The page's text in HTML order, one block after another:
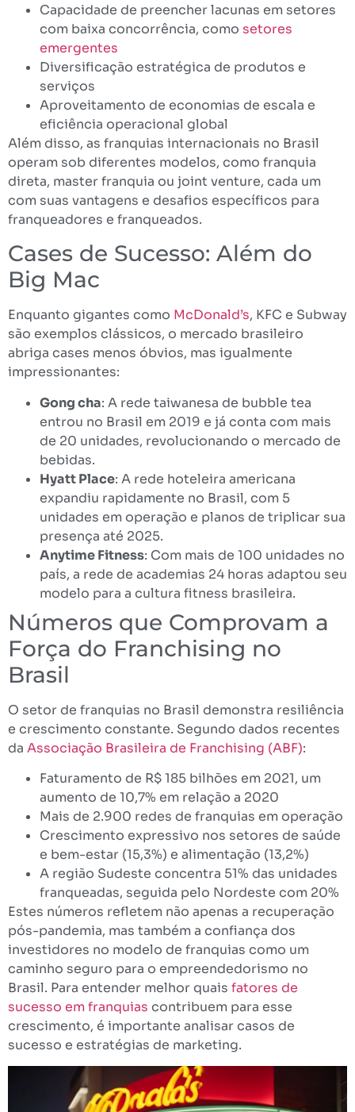
Capacidade de preencher lacunas em setores
com baixa concorrência, como setores
emergentes
Diversificação estratégica de produtos e
serviços
Aproveitamento de economias de escala e
eficiência operacional global
Além disso, as franquias internacionais no Brasil
operam sob diferentes modelos, como franquia
direta, master franquia ou joint venture, cada um
com suas vantagens e desafios específicos para
franqueadores e franqueados.
Cases de Sucesso: Além do
Big Mac
Enquanto gigantes como McDonald’s, KFC e Subway
são exemplos clássicos, o mercado brasileiro
abriga cases menos óbvios, mas igualmente
impressionantes:
Gong cha: A rede taiwanesa de bubble tea
entrou no Brasil em 2019 e já conta com mais
de 20 unidades, revolucionando o mercado de
bebidas.
Hyatt Place: A rede hoteleira americana
expandiu rapidamente no Brasil, com 5
unidades em operação e planos de triplicar sua
presença até 2025.
Anytime Fitness: Com mais de 100 unidades no
país, a rede de academias 24 horas adaptou seu
modelo para a cultura fitness brasileira.
Números que Comprovam a
Força do Franchising no
Brasil
O setor de franquias no Brasil demonstra resiliência
e crescimento constante. Segundo dados recentes
da Associação Brasileira de Franchising (ABF):
Faturamento de R$ 185 bilhões em 2021, um
aumento de 10,7% em relação a 2020
Mais de 2.900 redes de franquias em operação
Crescimento expressivo nos setores de saúde
e bem-estar (15,3%) e alimentação (13,2%)
A região Sudeste concentra 51% das unidades
franqueadas, seguida pelo Nordeste com 20%
Estes números refletem não apenas a recuperação
pós-pandemia, mas também a confiança dos
investidores no modelo de franquias como um
caminho seguro para o empreendedorismo no
Brasil. Para entender melhor quais fatores de
sucesso em franquias contribuem para esse
crescimento, é importante analisar casos de
sucesso e estratégias de marketing.